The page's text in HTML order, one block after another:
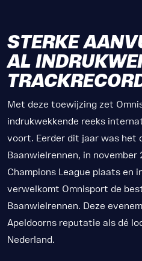
STERKE
AL
Met deze toewijzing zet
indrukwekkende reeks
voort. Eerder dit jaar was het
Baanwielrennen, in
Champions League plaats en
verwelkomt Omnisport de
Baanwielrennen. Deze
Apeldoorns reputatie als dé
Nederland.